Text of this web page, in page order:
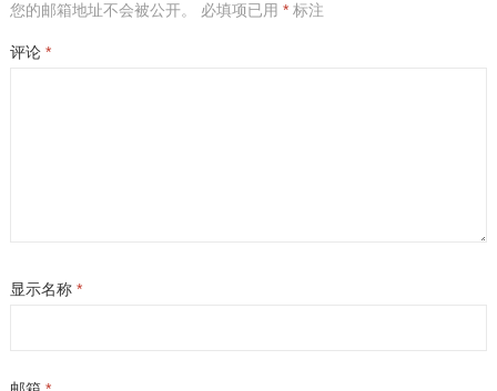
您的邮箱地址不会被公开。 必填项已用 *标注
评论 *
显示名称 *